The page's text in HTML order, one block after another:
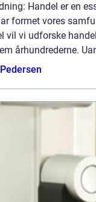
Handel er en
formet vores
vil vi udforske
århundrederne.